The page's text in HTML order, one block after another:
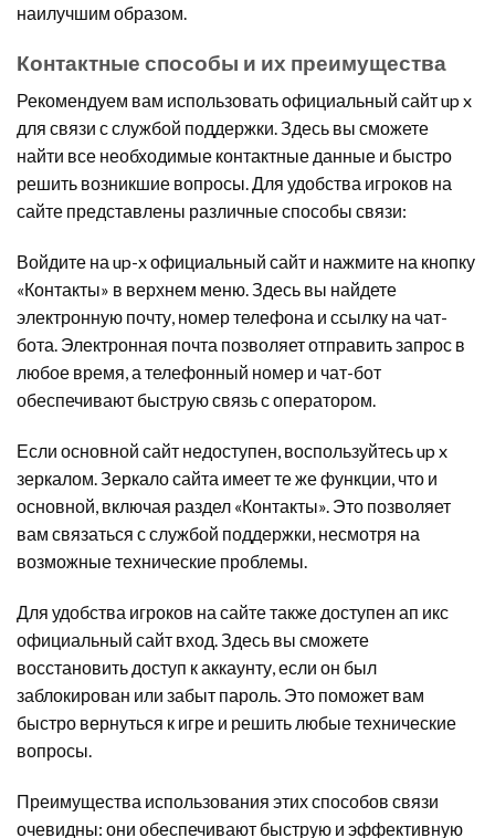
наилучшим образом.
Контактные способы и их преимущества
Рекомендуем вам использовать официальный сайт up x
для связи с службой поддержки. Здесь вы сможете
найти все необходимые контактные данные и быстро
решить возникшие вопросы. Для удобства игроков на
сайте представлены различные способы связи:
Войдите на up-x официальный сайт и нажмите на кнопку
«Контакты» в верхнем меню. Здесь вы найдете
электронную почту, номер телефона и ссылку на чат-
бота. Электронная почта позволяет отправить запрос в
любое время, а телефонный номер и чат-бот
обеспечивают быструю связь с оператором.
Если основной сайт недоступен, воспользуйтесь up x
зеркалом. Зеркало сайта имеет те же функции, что и
основной, включая раздел «Контакты». Это позволяет
вам связаться с службой поддержки, несмотря на
возможные технические проблемы.
Для удобства игроков на сайте также доступен ап икс
официальный сайт вход. Здесь вы сможете
восстановить доступ к аккаунту, если он был
заблокирован или забыт пароль. Это поможет вам
быстро вернуться к игре и решить любые технические
вопросы.
Преимущества использования этих способов связи
очевидны: они обеспечивают быструю и эффективную